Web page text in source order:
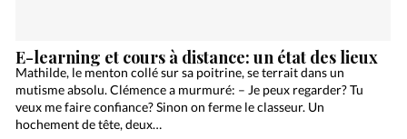
E-learning et cours à distance: un état des lieux
Mathilde, le menton collé sur sa poitrine, se terrait dans un
mutisme absolu. Clémence a murmuré: – Je peux regarder? Tu
veux me faire confiance? Sinon on ferme le classeur. Un
hochement de tête, deux…